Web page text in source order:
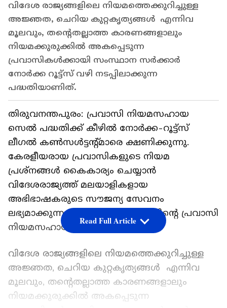
വിദേശ രാജ്യങ്ങളിലെ നിയമത്തെക്കുറിച്ചുള്ള
അജ്ഞത, ചെറിയ കുറ്റകൃത്യങ്ങള്‍ എന്നിവ
മൂലവും, തന്റെതല്ലാത്ത കാരണങ്ങളാലും
നിയമക്കുരുക്കില്‍ അകപ്പെടുന്ന
പ്രവാസികള്‍ക്കായി സംസ്ഥാന സര്‍ക്കാര്‍
നോര്‍ക്ക റൂട്ട്‌സ് വഴി നടപ്പിലാക്കുന്ന
പദ്ധതിയാണിത്.
തിരുവനന്തപുരം: പ്രവാസി നിയമസഹായ
സെൽ പദ്ധതിക്ക് കീഴിൽ നോർക്ക-റൂട്ട്സ്
ലീഗൽ കൺസൾട്ടന്റ്മാരെ ക്ഷണിക്കുന്നു.
കേരളീയരായ പ്രവാസികളുടെ നിയമ
പ്രശ്‌നങ്ങള്‍ കൈകാര്യം ചെയ്യാന്‍
വിദേശരാജ്യത്ത് മലയാളികളായ
അഭിഭാഷകരുടെ സൗജന്യ സേവനം
ലഭ്യമാക്കുന്നതാണ് നോർക്ക റൂട്ട്സിന്റെ പ്രവാസി
നിയമസഹായ പദ്ധതി.
വിദേശ രാജ്യങ്ങളിലെ നിയമത്തെക്കുറിച്ചുള്ള
അജ്ഞത, ചെറിയ കുറ്റകൃത്യങ്ങള്‍ എന്നിവ
മൂലവും, തന്റെതല്ലാത്ത കാരണങ്ങളാലും
നിയമക്കുരുക്കില്‍ അകപ്പെടുന്ന
Read Full Article